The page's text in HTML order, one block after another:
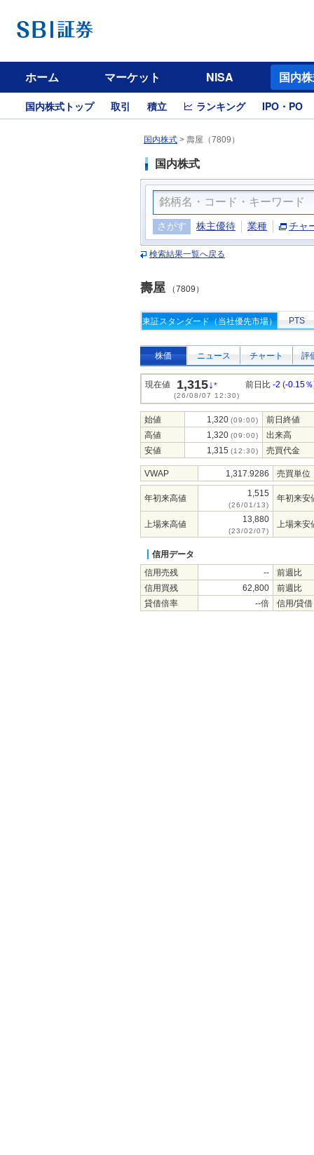
ホーム マーケット NISA 国内
国内株式トップ 取引 積立 ランキング IPO・PO
国内株式 > 壽屋（7809）
国内株式
さがす 株主優待 業種 チャ
検索結果一覧へ戻る
壽屋 （7809）
東証スタンダード（当社優先市場） PTS
株価 ニュース チャート 評
現在値 1,315↓*
(26/08/07 12:30)
前日比 -2 (-0.15％
始値 1,320 (09:00)
前日終値
高値
1,320 (09:00)
出来高
安値
1,315 (12:30) 売買代金
VWAP 1,317.9286 売買単位
年初来高値 1,515
(26/01/13)
年初来安
上場来高値 13,880
(23/02/07)
上場来安
信用データ
信用売残
--
前週比
信用買残
62,800
前週比
貸借倍率
--倍 信用/貸借